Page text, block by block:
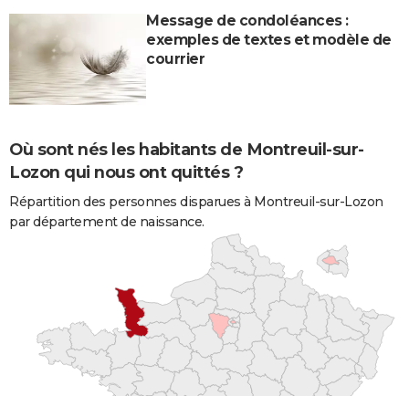
Message de condoléances :
exemples de textes et modèle de
courrier
Où sont nés les habitants de Montreuil-sur-
Lozon qui nous ont quittés ?
Répartition des personnes disparues à Montreuil-sur-Lozon
par département de naissance.